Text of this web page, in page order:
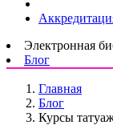
Электронная
Блог
Главная
Блог
Курсы